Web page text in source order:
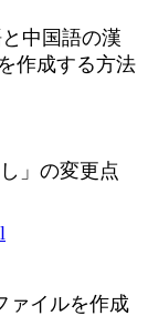
中国語の漢
作成する方法
」の変更点
ァイルを作成